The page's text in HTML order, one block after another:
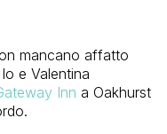
mancano affatto
e Valentina
Inn a Oakhurst